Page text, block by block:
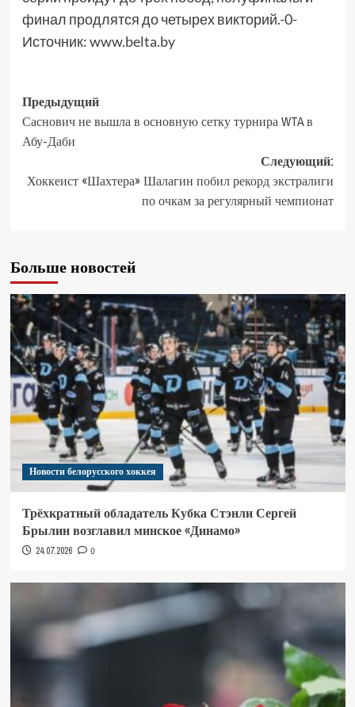
финал продлятся до четырех викторий.-0-
Источник:www.belta.by
Предыдущий
Саснович не вышла в основную сетку турнира WTA в
Абу-Даби
Следующий:
Хоккеист «Шахтера» Шалагин побил рекорд экстралиги
по очкам за регулярный чемпионат
Больше новостей
Новости белорусского хоккея
Трёхкратный обладатель Кубка Стэнли Сергей
Брылин возглавил минское «Динамо»
24.07.2026 0